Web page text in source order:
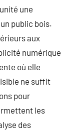
une
public bois.
aux
numérique
où elle
ne suffit
pour
les
des